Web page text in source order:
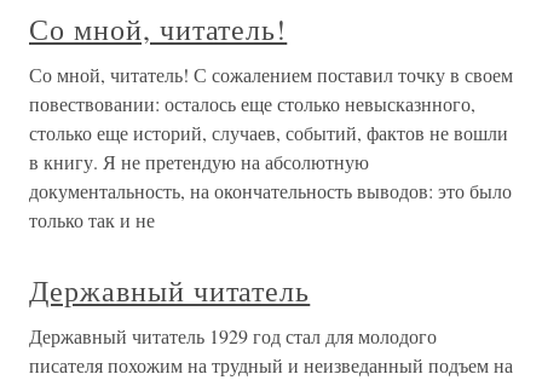
Со мной, читатель!
Со мной, читатель! С сожалением поставил точку в своем
повествовании: осталось еще столько невысказнного,
столько еще историй, случаев, событий, фактов не вошли
в книгу. Я не претендую на абсолютную
документальность, на окончательность выводов: это было
только так и не
Державный читатель
Державный читатель 1929 год стал для молодого
писателя похожим на трудный и неизведанный подъем на